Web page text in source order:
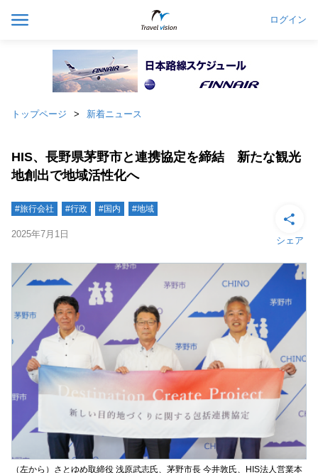
ログイン
トップページ 新着ニュース
HIS、長野県茅野市と連携協定を締結 新たな観光
地創出で地域活性化へ
#旅行会社 #行政 #国内 #地域
2025年7月1日
シェア
（左から）さとゆめ取締役 浅原武志氏、茅野市長 今井敦氏、HIS法人営業本